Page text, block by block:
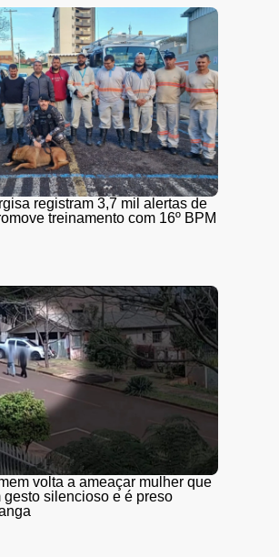
registram 3,7 mil alertas de
treinamento com 16º BPM
volta a ameaçar mulher que
gesto silencioso e é preso